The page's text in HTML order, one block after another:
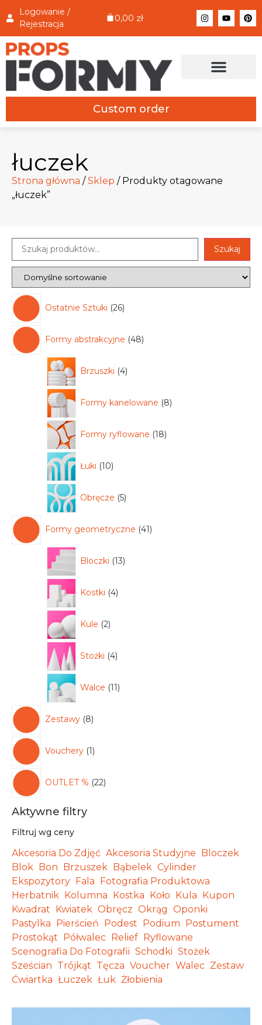
Logowanie /
Rejestracja
0,00 zł
Custom order
łuczek
Strona główna /Sklep / Produkty otagowane
„łuczek”
Szukaj
Ostatnie Sztuki 26
Formy abstrakcyjne 48
Brzuszki 4
Formy kanelowane 8
Formy ryflowane 18
Łuki 10
Obręcze 5
Formy geometryczne 41
Bloczki 13
Kostki 4
Kule 2
Stożki 4
Walce 11
Zestawy 8
Vouchery 1
OUTLET % 22
Aktywne filtry
Filtruj wg ceny
Akcesoria Do Zdjęć Akcesoria Studyjne
Bloczek
Blok
Bon Brzuszek Bąbelek Cylinder
Ekspozytory
Fala
Fotografia Produktowa
Herbatnik
Kolumna Kostka Koło Kula
Kupon
Kwadrat
Kwiatek Obręcz Okrąg Oponki
Pastylka
Pierścień Podest Podium
Postument
Prostokąt
Półwalec Relief
Ryflowane
Scenografia Do Fotografii Schodki Stożek
Sześcian Trójkąt Tęcza Voucher Walec Zestaw
Ćwiartka Łuczek Łuk Żłobienia